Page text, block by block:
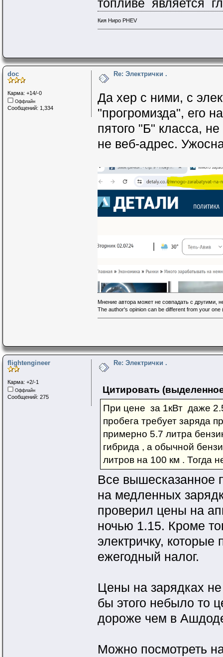
топливе является
Кия Ниро PHEV
doc
Карма: +14/-0
Оффлайн
Сообщений: 1,334
Re: Электрички .
Да хер с ними, с
"прогромизда", его
пятого "Б" класса,
не веб-адрес.
Мнение автора может не совпадать с другими,
The author's opinion can be different from your
flightengineer
Карма: +2/-1
Оффлайн
Сообщений: 275
Re: Электрички .
Цитировать
При цене за 1кВт даже
пробега требует заряда
примерно 5.7 литра
гибрида , а обычной
литров на 100 км . Тогда
Все вышесказанное
на медленных
проверил цены на
ночью 1.15. Кроме
электричку,
ежегодный налог.
Цены на зарядках
бы этого небыло то
дороже чем в
Можно посмотреть